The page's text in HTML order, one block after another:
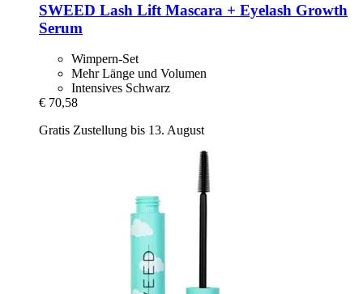
SWEED Lash Lift Mascara + Eyelash Growth
Serum
Wimpern-Set
Mehr Länge und Volumen
Intensives Schwarz
€ 70,58
Gratis Zustellung bis 13. August